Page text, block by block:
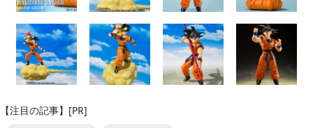
【注目の記事】[PR]